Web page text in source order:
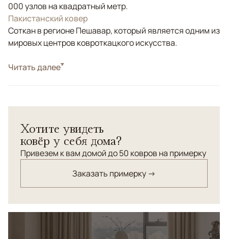
000 узлов на квадратный метр.
Пакистанский ковер
Соткан в регионе Пешавар, который является одним из
мировых центров ковроткацкого искусства.
СтильКлассические
вручную из натуральной шерсти и украшен тонким
восточным орнаментом в светло-бежевых и
коричневых тонах. Его утончённый рисунок придаёт
ковер станет изысканным акцентом как в
классическом, так и в современном пространстве.
Читать далее
Хотите увидеть
ковёр у себя дома?
Привезем к вам домой до 50 ковров на примерку
Заказать примерку →